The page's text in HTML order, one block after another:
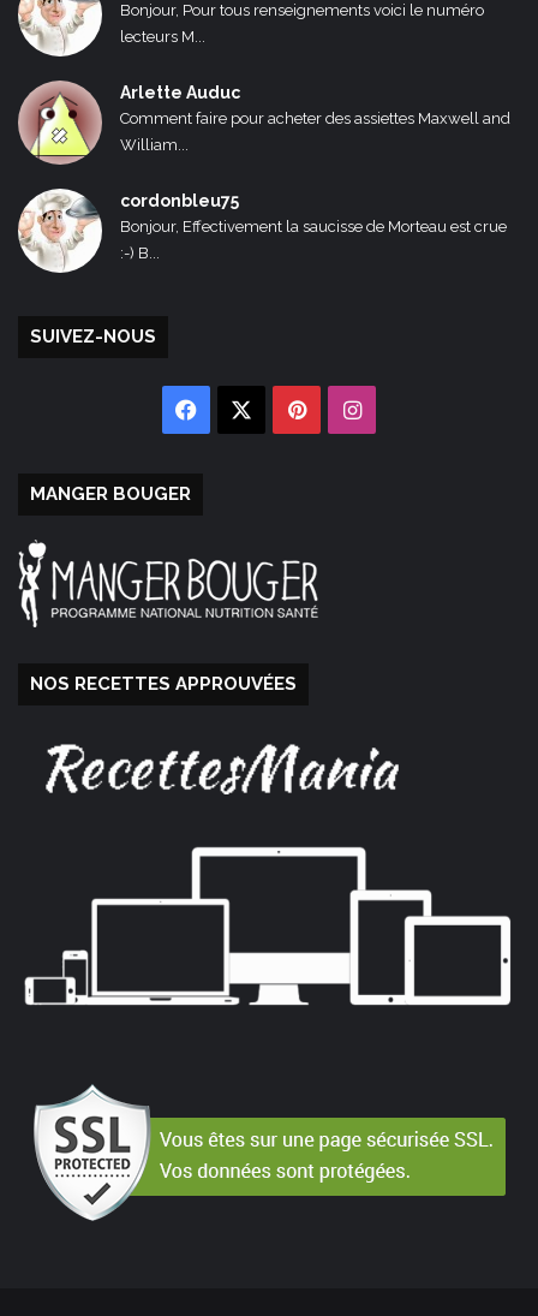
Bonjour, Pour tous renseignements voici le numéro
lecteurs M...
Arlette Auduc
Comment faire pour acheter des assiettes Maxwell and
William...
cordonbleu75
Bonjour, Effectivement la saucisse de Morteau est crue
:-) B...
SUIVEZ-NOUS
Facebook PinterestInstagram
MANGER BOUGER
NOS RECETTES APPROUVÉES